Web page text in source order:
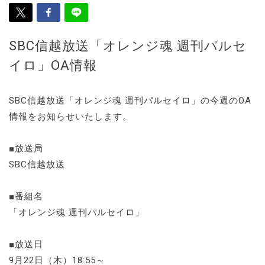
SBC信越放送「オレンジ魂 週刊パルセ
イロ」OA情報
SBC信越放送「オレンジ魂 週刊パルセイロ」の今週のOA
情報をお知らせいたします。
■放送局
SBC信越放送
■番組名
「オレンジ魂 週刊パルセイロ」
■放送日
9月22日（木）18:55～